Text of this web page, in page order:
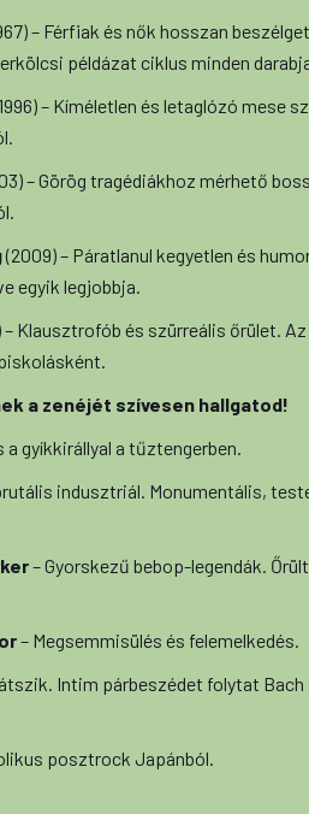
– Férfiak és nők hosszan
példázat ciklus minden
– Kíméletlen és letaglózó mese
– Görög tragédiákhoz mérhető
(2009) – Páratlanul kegyetlen és
egyik legjobbja.
– Klausztrofób és szürreális őrület.
a zenéjét szívesen hallgatod!
a gyíkkirállyal a tűztengerben.
indusztriál. Monumentális,
– Gyorskezű bebop-legendák.
– Megsemmisülés és felemelkedés.
Intim párbeszédet folytat Bach
posztrock Japánból.